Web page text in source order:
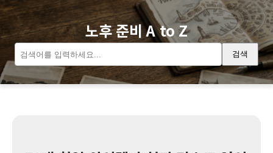
노후 준비 A to Z
검색